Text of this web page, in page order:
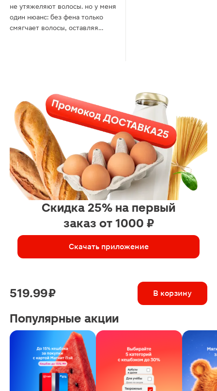
не утяжеляют волосы. но у меня
один нюанс: без фена только
смягчает волосы, оставляя
Скидка 25% на первый
заказ от 1000 ₽
Скачать приложение
519.99 ₽ В корзину
Популярные акции